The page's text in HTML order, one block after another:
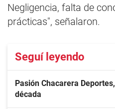
Negligencia, falta de
prácticas", señalaron.
Seguí leyendo
Pasión Chacarera
década